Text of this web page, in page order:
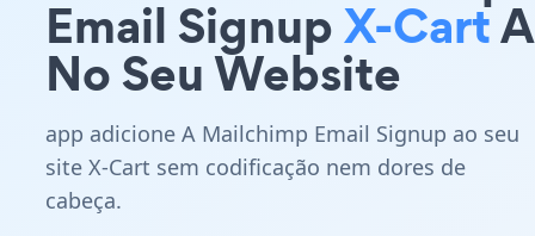
Email SignupX-Cart
No Seu Website
app adicione A Mailchimp Email Signup ao seu
site X-Cart sem codificação nem dores de
cabeça.